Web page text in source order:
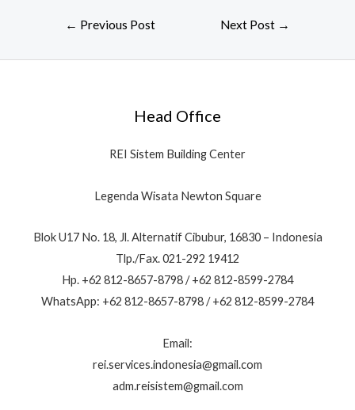
← Previous Post Next Post →
Head Office
REI Sistem Building Center
Legenda Wisata Newton Square
Blok U17 No. 18, Jl. Alternatif Cibubur, 16830 – Indonesia
Tlp./Fax. 021-292 19412
Hp. +62 812-8657-8798 / +62 812-8599-2784
WhatsApp: +62 812-8657-8798 / +62 812-8599-2784
Email:
rei.services.indonesia@gmail.com
adm.reisistem@gmail.com